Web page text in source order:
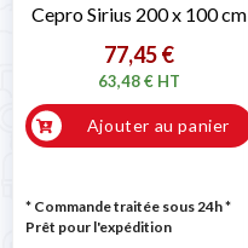
Cepro Sirius 200 x 100 cm
77,45 €
63,48 € HT
Ajouter au panier
* Commande traitée sous 24h*
Prêt pour l'expédition